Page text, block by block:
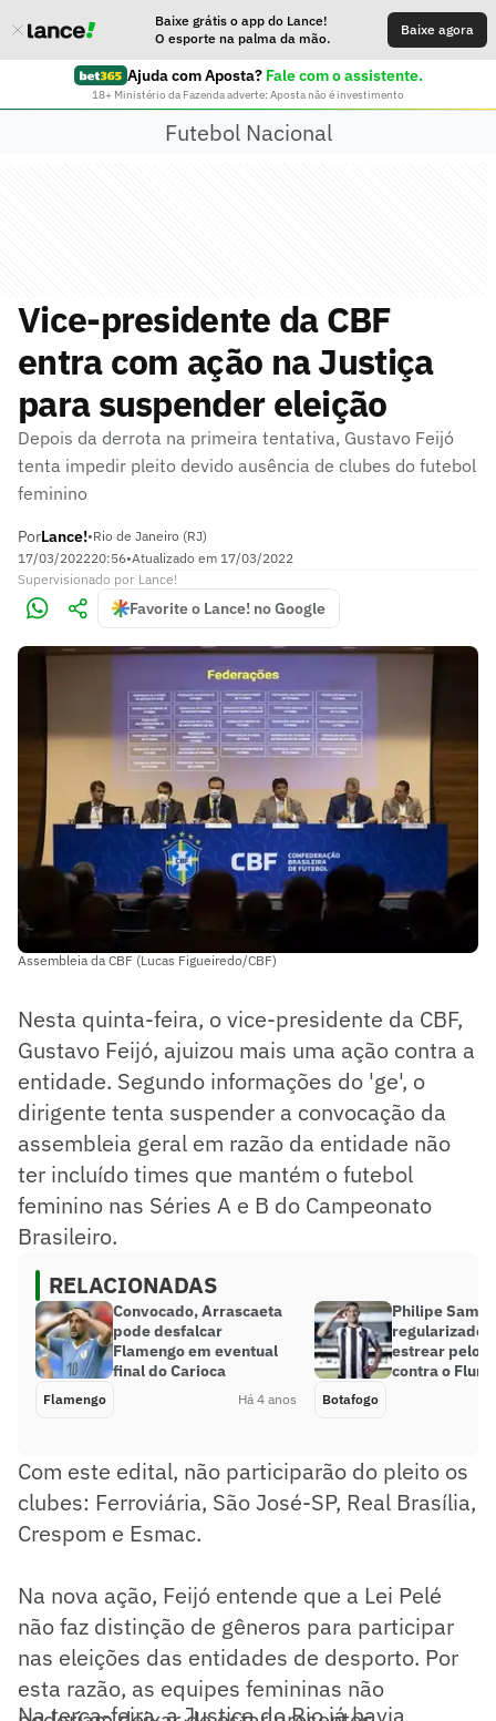
Baixe grátis o app do Lance!
O esporte na palma da mão.
Baixe agora
Ajuda com Aposta? Fale com o assistente.
18+ Ministério da Fazenda adverte: Aposta não é investimento
Futebol Nacional
Vice-presidente da CBF
entra com ação na Justiça
para suspender eleição
Depois da derrota na primeira tentativa, Gustavo Feijó
tenta impedir pleito devido ausência de clubes do futebol
feminino
PorLance!•Rio de Janeiro (RJ)
17/03/202220:56•Atualizado em 17/03/2022
Supervisionado por Lance!
Favorite o Lance! no Google
Assembleia da CBF (Lucas Figueiredo/CBF)
Nesta quinta-feira, o vice-presidente da CBF,
Gustavo Feijó, ajuizou mais uma ação contra a
entidade. Segundo informações do 'ge', o
dirigente tenta suspender a convocação da
assembleia geral em razão da entidade não
ter incluído times que mantém o futebol
feminino nas Séries A e B do Campeonato
Brasileiro.
RELACIONADAS
Convocado, Arrascaeta
pode desfalcar
Flamengo em eventual
final do Carioca
Flamengo Há 4 anos
Philipe
regularizado
estrear pelo
contra o
Botafogo
Com este edital, não participarão do pleito os
clubes: Ferroviária, São José-SP, Real Brasília,
Crespom e Esmac.
Na nova ação, Feijó entende que a Lei Pelé
não faz distinção de gêneros para participar
nas eleições das entidades de desporto. Por
esta razão, as equipes femininas não